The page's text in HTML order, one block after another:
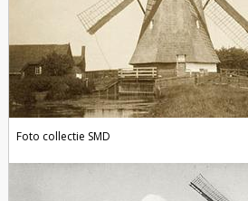
Foto collectie SMD